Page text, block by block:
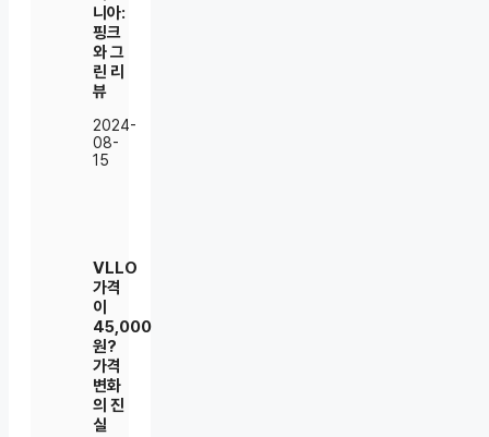
니아:
핑크
와 그
린 리
뷰
2024-
08-
15
VLLO
가격
이
45,000
원?
가격
변화
의 진
실